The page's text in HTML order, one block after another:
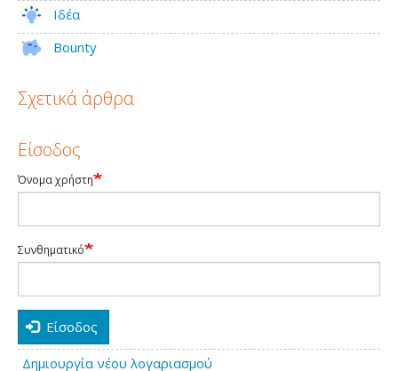
Ιδέα
Bounty
Σχετικά άρθρα
Είσοδος
Όνομα χρήστη
Συνθηματικό
Είσοδος
Δημιουργία νέου λογαριασμού